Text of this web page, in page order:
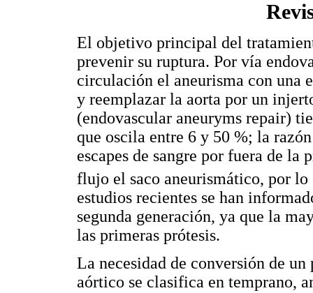
El objetivo principal del
prevenir su ruptura. Por vía
circulación el aneurisma con una
y reemplazar la aorta por un
(endovascular aneuryms repair)
que oscila entre 6 y 50 %; la
escapes de sangre por fuera de la
flujo el saco aneurismático, por
estudios recientes se han
segunda generación, ya que la
las primeras prótesis.
La necesidad de conversión de
aórtico se clasifica en temprano,